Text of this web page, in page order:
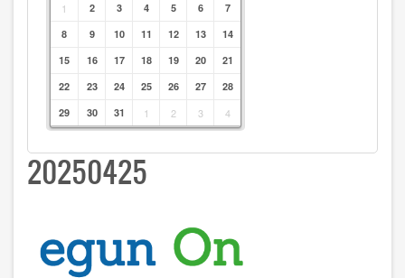
1 2 3 4 5 6
7
8
9 10 11 12 13
14
15
16 17 18 19 20
21
22
23 24 25 26 27
28
29
30 31 1 2 3 4
20250425